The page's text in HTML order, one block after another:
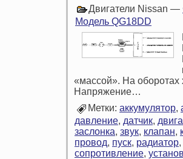
Двигатели Nissan —
Модель QG18DD
«массой». На оборотах
Напряжение…
Метки: аккумулятор,
давление, датчик,
заслонка, звук, клапан,
провод, пуск, радиатор,
сопротивление,